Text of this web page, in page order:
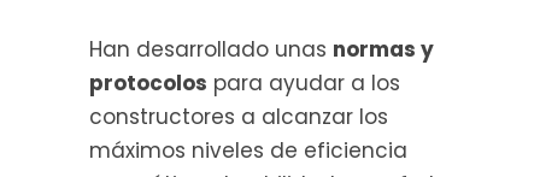
Han desarrollado unas normas y
protocolos para ayudar a los
constructores a alcanzar los
máximos niveles de eficiencia